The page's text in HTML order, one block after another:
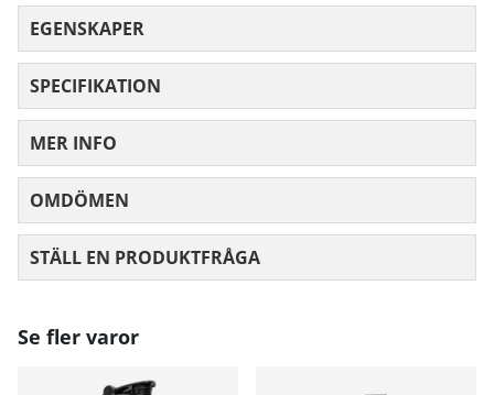
EGENSKAPER
SPECIFIKATION
MER INFO
OMDÖMEN
STÄLL EN PRODUKTFRÅGA
Se fler varor